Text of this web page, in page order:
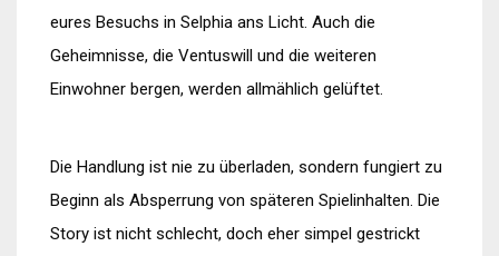
eures Besuchs in Selphia ans Licht. Auch die
Geheimnisse, die Ventuswill und die weiteren
Einwohner bergen, werden allmählich gelüftet.
Die Handlung ist nie zu überladen, sondern fungiert zu
Beginn als Absperrung von späteren Spielinhalten. Die
Story ist nicht schlecht, doch eher simpel gestrickt